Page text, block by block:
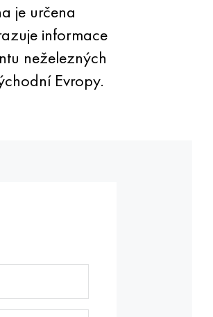
je určena
informace
neželezných
Evropy.